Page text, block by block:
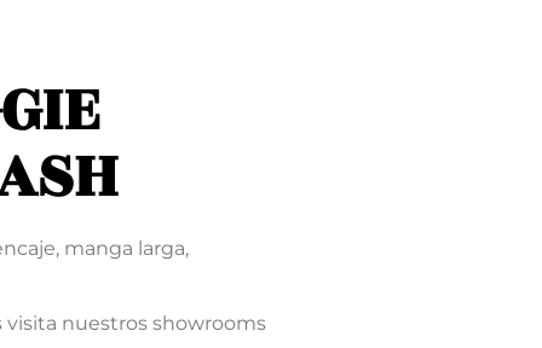
manga larga,
visita nuestros showrooms